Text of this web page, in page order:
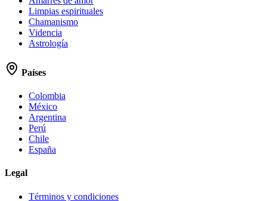
Limpias espirituales
Chamanismo
Videncia
Astrología
Países
Colombia
México
Argentina
Perú
Chile
España
Legal
Términos y condiciones